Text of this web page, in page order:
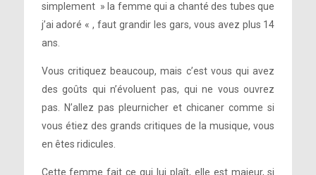
simplement » la femme qui a chanté des tubes que
j’ai adoré « , faut grandir les gars, vous avez plus 14
ans.
Vous critiquez beaucoup, mais c’est vous qui avez
des goûts qui n’évoluent pas, qui ne vous ouvrez
pas. N’allez pas pleurnicher et chicaner comme si
vous étiez des grands critiques de la musique, vous
en êtes ridicules.
Cette femme fait ce qui lui plaît, elle est majeur, si